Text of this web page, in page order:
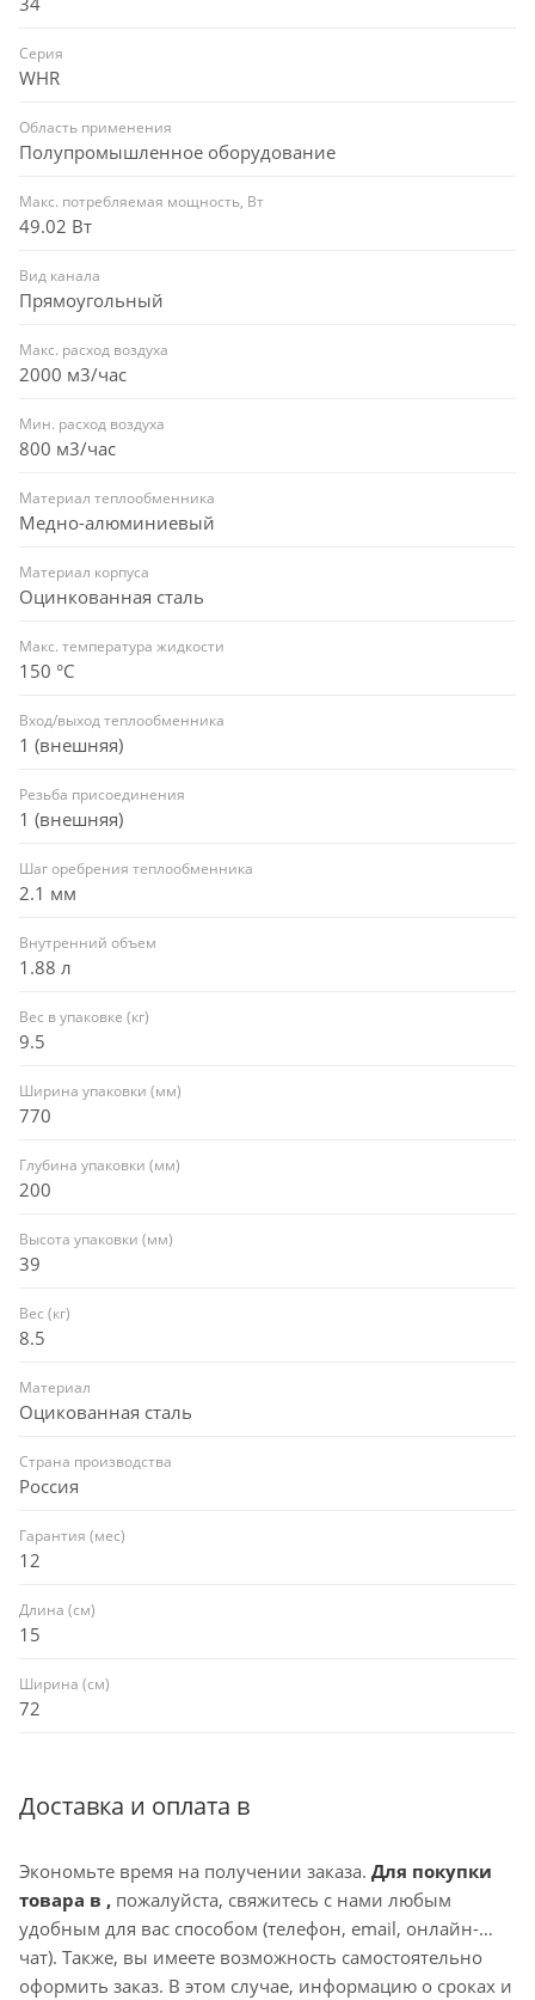
Серия
WHR
Область применения
Полупромышленное оборудование
Макс. потребляемая мощность, Вт
49.02 Вт
Вид канала
Прямоугольный
Макс. расход воздуха
2000 м3/час
Мин. расход воздуха
800 м3/час
Материал теплообменника
Медно-алюминиевый
Материал корпуса
Оцинкованная сталь
Макс. температура жидкости
150 °С
Вход/выход теплообменника
1 (внешняя)
Резьба присоединения
1 (внешняя)
Шаг оребрения теплообменника
2.1 мм
Внутренний объем
1.88 л
Вес в упаковке (кг)
9.5
Ширина упаковки (мм)
770
Глубина упаковки (мм)
200
Высота упаковки (мм)
39
Вес (кг)
8.5
Материал
Оцикованная сталь
Страна производства
Россия
Гарантия (мес)
12
Длина (см)
15
Ширина (см)
72
Доставка и оплата в
Экономьте время на получении заказа. Для покупки
товара в , пожалуйста, свяжитесь с нами любым
удобным для вас способом (телефон, email, онлайн-
чат). Также, вы имеете возможность самостоятельно
оформить заказ. В этом случае, информацию о сроках и